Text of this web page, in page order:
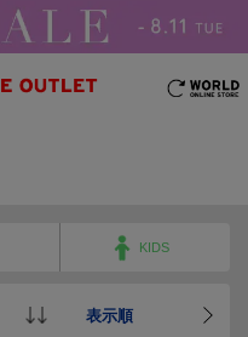
KIDS
表示順